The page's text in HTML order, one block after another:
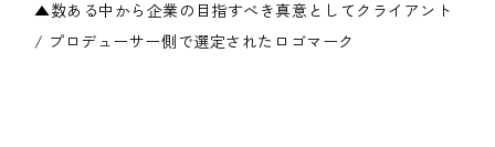
▲数ある中から企業の目指すべき真意としてクライアント
/ プロデューサー側で選定されたロゴマーク